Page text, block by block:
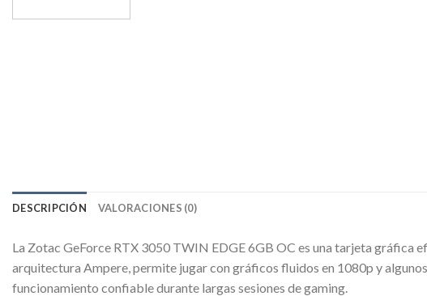
DESCRIPCIÓN VALORACIONES (0)
La Zotac GeForce RTX 3050 TWIN EDGE 6GB OC es una tarjeta gráfica
arquitectura Ampere, permite jugar con gráficos fluidos en 1080p y
funcionamiento confiable durante largas sesiones de gaming.